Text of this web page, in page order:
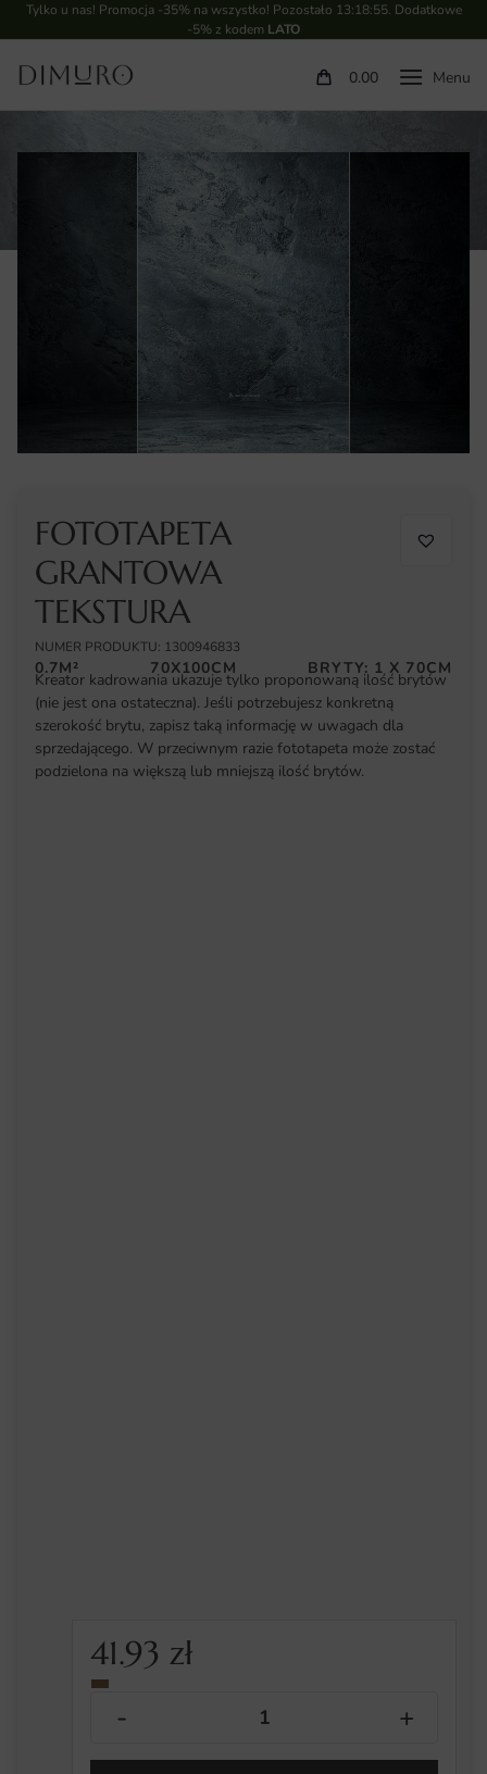
Tylko u nas! Promocja -35% na wszystko! Pozostało 13:18:55. Dodatkowe
-5% z kodem LATO
0.00
FOTOTAPETA
GRANTOWA
TEKSTURA
NUMER PRODUKTU: 1300946833
0.7M² 70X100CM BRYTY: 1 X 70CM
Kreator kadrowania ukazuje tylko proponowaną ilość brytów
(nie jest ona ostateczna). Jeśli potrzebujesz konkretną
szerokość brytu, zapisz taką informację w uwagach dla
sprzedającego. W przeciwnym razie fototapeta może zostać
podzielona na większą lub mniejszą ilość brytów.
41.93zł